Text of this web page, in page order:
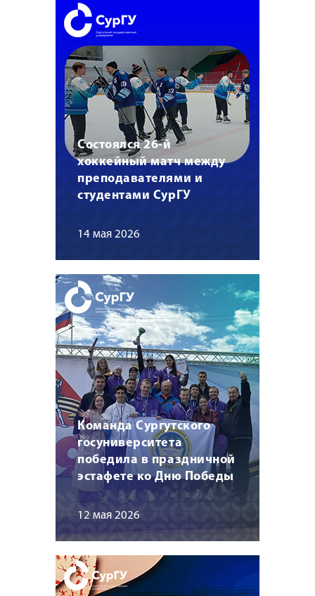
Состоялся 26-й
хоккейный матч между
преподавателями и
студентами СурГУ
14 мая 2026
Команда Сургутского
госуниверситета
победила в праздничной
эстафете ко Дню Победы
12 мая 2026